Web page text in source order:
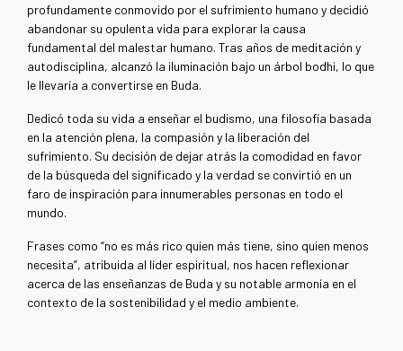
profundamente conmovido por el sufrimiento humano y decidió
abandonar su opulenta vida para explorar la causa
fundamental del malestar humano. Tras años de meditación y
autodisciplina, alcanzó la iluminación bajo un árbol bodhi, lo que
le llevaría a convertirse en Buda.
Dedicó toda su vida a enseñar el budismo, una filosofía basada
en la atención plena, la compasión y la liberación del
sufrimiento. Su decisión de dejar atrás la comodidad en favor
de la búsqueda del significado y la verdad se convirtió en un
faro de inspiración para innumerables personas en todo el
mundo.
Frases como “no es más rico quien más tiene, sino quien menos
necesita”, atribuida al líder espiritual, nos hacen reflexionar
acerca de las enseñanzas de Buda y su notable armonía en el
contexto de la sostenibilidad y el medio ambiente.